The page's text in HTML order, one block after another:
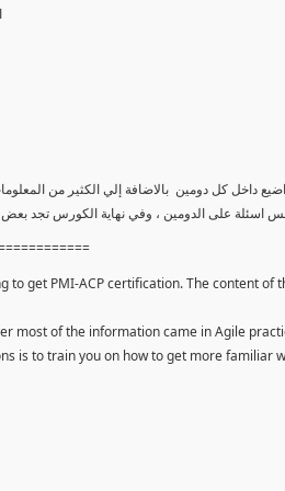
المواضيع داخل كل دومين بالاضافة إلي الكثير
اسئلة على الدومين ، وفي نهاية الكورس تجد
to get PMI-ACP certification. The content of
most of the information came in Agile
is to train you on how to get more familiar